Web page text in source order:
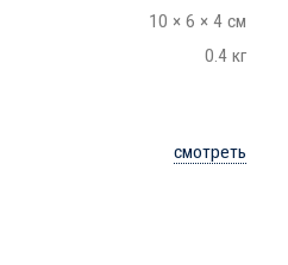
10 × 6 × 4 см
0.4 кг
смотреть